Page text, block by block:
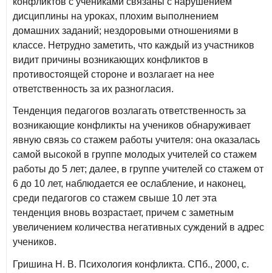
дисциплины на уроках, плохим выполнением
домашних заданий; нездоровыми отношениями в
классе. Нетрудно заметить, что каждый из участников
видит причины возникающих конфликтов в
противостоящей стороне и возлагает на нее
ответственность за их разногласия.
Тенденция педагогов возлагать ответственность за
возникающие конфликты на учеников обнаруживает
явную связь со стажем работы учителя: она оказалась
самой высокой в группе молодых учителей со стажем
работы до 5 лет; далее, в группе учителей со стажем от
6 до 10 лет, наблюдается ее ослабление, и наконец,
среди педагогов со стажем свыше 10 лет эта
тенденция вновь возрастает, причем с заметным
увеличением количества негативных суждений в адрес
учеников.
Гришина Н. В. Психология конфликта. СПб., 2000, с.